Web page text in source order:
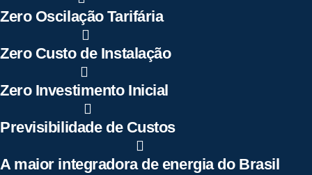
Zero Oscilação Tarifária
Zero Custo de Instalação
Zero Investimento Inicial
Previsibilidade de Custos
A maior integradora de energia do Brasil